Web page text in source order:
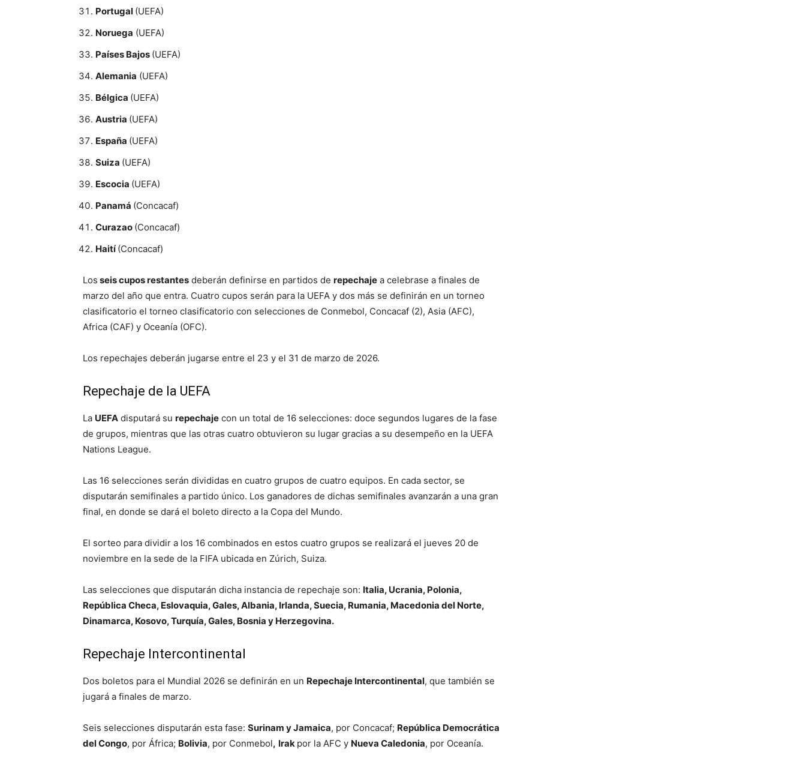
Portugal (UEFA)
Noruega (UEFA)
Países Bajos (UEFA)
Alemania (UEFA)
Bélgica (UEFA)
Austria (UEFA)
España (UEFA)
Suiza (UEFA)
Escocia (UEFA)
Panamá (Concacaf)
Curazao (Concacaf)
Haití(Concacaf)
Los seis cupos restantes deberán definirse en partidos de repechaje a celebrase a finales de
marzo del año que entra. Cuatro cupos serán para la UEFA y dos más se definirán en un torneo
clasificatorio el torneo clasificatorio con selecciones de Conmebol, Concacaf (2), Asia (AFC),
Africa (CAF) y Oceanía (OFC).
Los repechajes deberán jugarse entre el 23 y el 31 de marzo de 2026.
Repechaje de la UEFA
La UEFA disputará su repechaje con un total de 16 selecciones: doce segundos lugares de la fase
de grupos, mientras que las otras cuatro obtuvieron su lugar gracias a su desempeño en la UEFA
Nations League.
Las 16 selecciones serán divididas en cuatro grupos de cuatro equipos. En cada sector, se
disputarán semifinales a partido único. Los ganadores de dichas semifinales avanzarán a una gran
final, en donde se dará el boleto directo a la Copa del Mundo.
El sorteo para dividir a los 16 combinados en estos cuatro grupos se realizará el jueves 20 de
noviembre en la sede de la FIFA ubicada en Zúrich, Suiza.
Las selecciones que disputarán dicha instancia de repechaje son: Italia, Ucrania, Polonia,
República Checa, Eslovaquia, Gales, Albania, Irlanda, Suecia, Rumania, Macedonia del Norte,
Dinamarca, Kosovo, Turquía, Gales, Bosnia y Herzegovina.
Repechaje Intercontinental
Dos boletos para el Mundial 2026 se definirán en un Repechaje Intercontinental, que también se
jugará a finales de marzo.
Seis selecciones disputarán esta fase: Surinam y Jamaica, por Concacaf; República Democrática
del Congo, por África; Bolivia, por Conmebol, Irak por la AFC y Nueva Caledonia, por Oceanía.